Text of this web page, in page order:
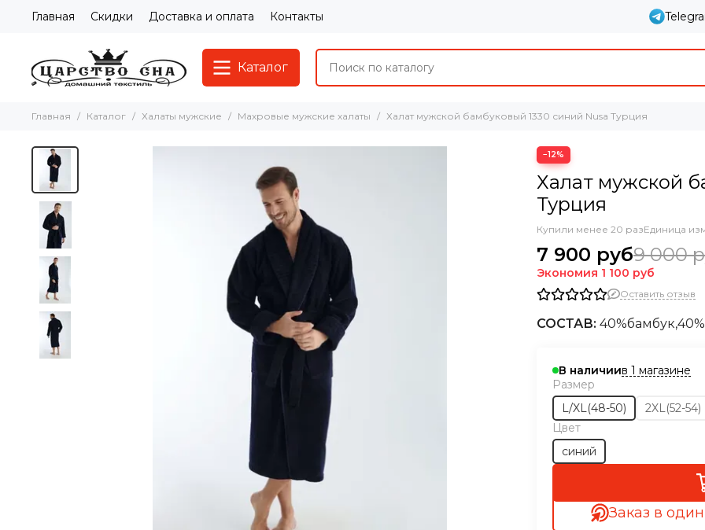
Главная Скидки Доставка и оплата Контакты
Каталог
Главная Каталог Халаты мужские Махровые мужские халаты Халат мужской бамбуковый 1330 синий Nusa Турция
−12%
Халат мужской
Турция
Купили менее 20 разЕдиница
7 900 руб9 000
Экономия 1 100 руб
Оставить отзыв
СОСТАВ:
В наличиив 1 магазине
Размер
L/XL(48-50)
2XL(52-54)
Цвет
синий
Заказ в